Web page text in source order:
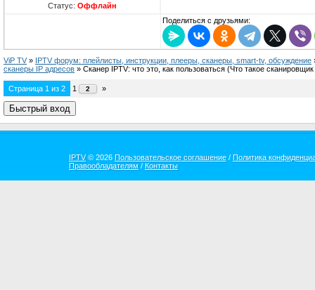
Статус: Оффлайн
Поделиться с друзьями:
ViP TV » IPTV форум: плейлисты, инструкции, плееры, сканеры, smart-tv, обсуждение
сканеры IP адресов » Сканер IPTV: что это, как пользоваться (Что такое
Страница 1 из 2 1 2 »
IPTV© 2026 Пользовательское соглашение / Политика
Правообладателям / Контакты